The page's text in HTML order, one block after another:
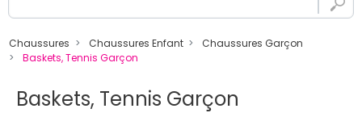
Chaussures Chaussures Enfant
Chaussures Garçon
Baskets, Tennis Garçon
Baskets, Tennis Garçon